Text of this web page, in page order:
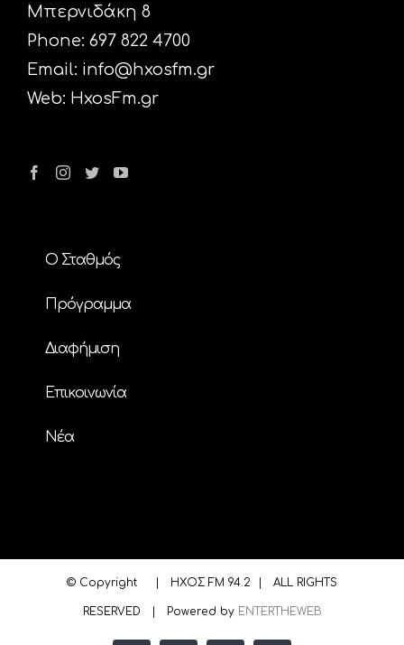
Μπερνιδάκη 8
Phone: 697 822 4700
Email: info@hxosfm.gr
Web: HxosFm.gr
Ο Σταθμός
Πρόγραμμα
Διαφήμιση
Επικοινωνία
Nέα
© Copyright | ΗΧΟΣ FM 94.2 | ALL RIGHTS
RESERVED | Powered by ENTERTHEWEB